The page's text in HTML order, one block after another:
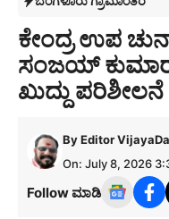
ಕೇಂದ್ರ ಉಪ
ಸಂಜಯ್
ಖುದ್ದು ಪರಿಶೀಲನೆ
ByEditor
On: July 8, 2026
Follow ಮಾಡಿ